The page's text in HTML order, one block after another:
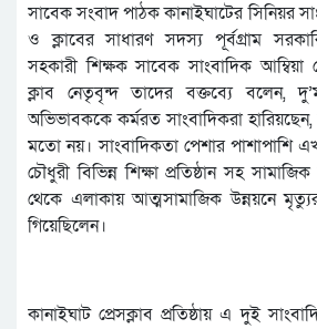
সাবেক সংবাদ পাঠক কানাইঘাটের সিনিয়র
ও ক্লাবের সাধারণ সদস্য পূর্বগ্রাম
সহকারী শিক্ষক সাবেক সাংবাদিক আম্বিয়া
ক্লাব নেতৃবৃন্দ তাদের বক্তব্যে বলেন,
অভিভাবককে কর্মরত সাংবাদিকরা
মতো নয়। সাংবাদিকতা পেশার পাশাপাশি
চৌধুরী বিভিন্ন শিক্ষা প্রতিষ্ঠান সহ
থেকে এলাকায় আত্মসামাজিক উন্নয়নে
গিয়েছিলেন।
কানাইঘাট প্রেসক্লাব প্রতিষ্ঠায় এ দুই